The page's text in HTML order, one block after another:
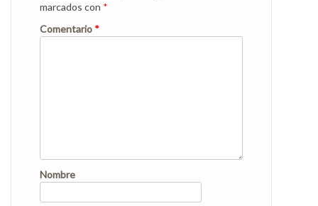
marcados con *
Comentario *
Nombre